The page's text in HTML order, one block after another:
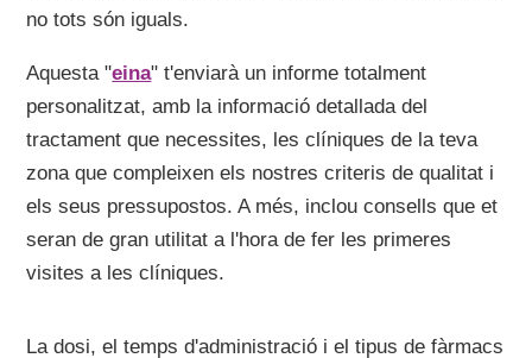
no tots són iguals.
Aquesta "eina" t'enviarà un informe totalment
personalitzat, amb la informació detallada del
tractament que necessites, les clíniques de la teva
zona que compleixen els nostres criteris de qualitat i
els seus pressupostos. A més, inclou consells que et
seran de gran utilitat a l'hora de fer les primeres
visites a les clíniques.
La dosi, el temps d'administració i el tipus de fàrmacs